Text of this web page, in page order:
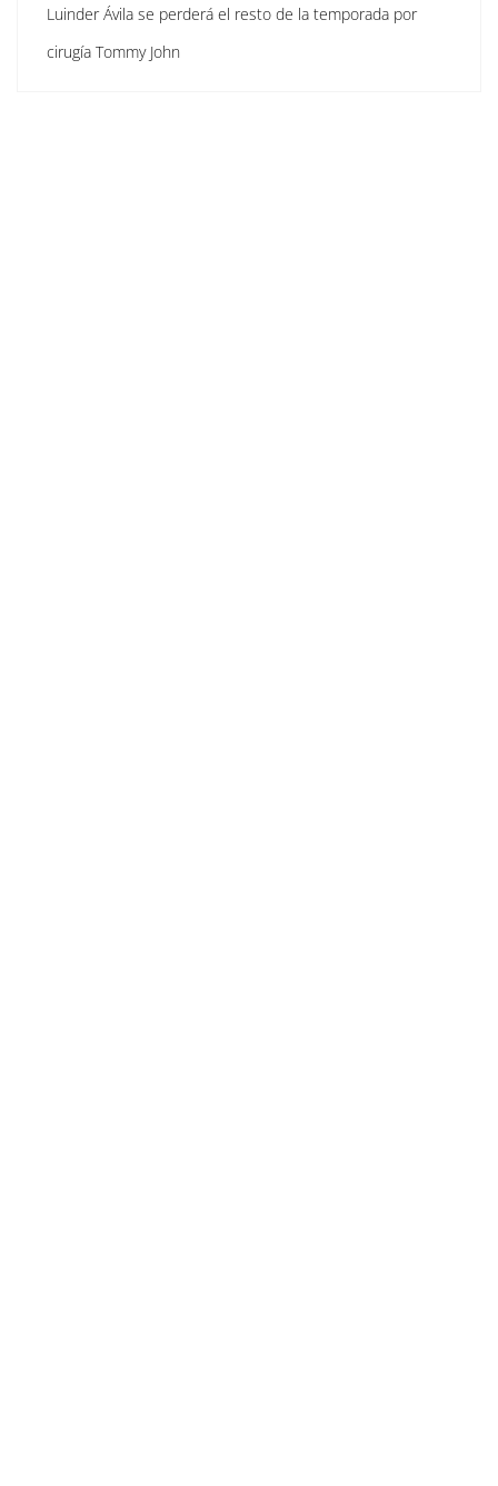
Luinder Ávila se perderá el resto de la temporada por
cirugía Tommy John